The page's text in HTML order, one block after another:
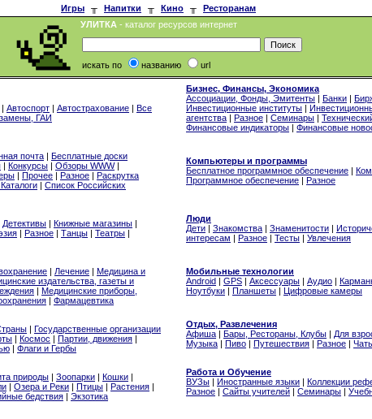
Игры ╥ Напитки ╥ Кино ╥
Ресторанам
УЛИТКА - каталог ресурсов интернет
искать по названию url
| Автоспорт | Автострахование | Все
ГАИ
Бизнес, Финансы, Экономика
Ассоциации, Фонды, Эмитенты | Банки |
Инвестиционные институты |
агентства | Разное | Семинары |
Финансовые индикаторы | Финансовые
почта | Бесплатные доски
| Конкурсы | Обзоры WWW|
| Прочее | Разное | Раскрутка
| Список Российских
Компьютеры и программы
Бесплатное программное обеспечение |
Программное обеспечение | Разное
Детективы | Книжные магазины |
| Разное | Танцы | Театры |
Люди
Дети | Знакомства | Знаменитости |
интересам | Разное | Тесты | Увлечения
| Лечение | Медицина и
издательства, газеты и
| Медицинские приборы,
| Фармацевтика
Мобильные технологии
Android | GPS | Аксессуары | Аудио |
Ноутбуки | Планшеты | Цифровые камеры
| Государственные организации
| Космос | Партии, движения |
| Флаги и Гербы
Отдых, Развлечения
Афиша | Бары, Рестораны, Клубы | Для
Музыка | Пиво | Путешествия | Разное |
природы | Зоопарки | Кошки |
| Озера и Реки | Птицы | Растения |
бедствия | Экзотика
Работа и Обучение
ВУЗы | Иностранные языки | Коллекции
Разное | Сайты учителей | Семинары |